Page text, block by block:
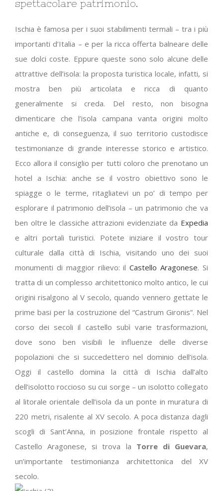
spettacolare patrimonio.
Ischia è famosa per i suoi stabilimenti termali – tra i più
importanti d’Italia – e per la ricca offerta balneare delle
sue dolci coste. Eppure queste sono solo alcune delle
attrattive dell’isola: la proposta turistica locale, infatti, si
mostra ben più articolata e ricca di quanto
generalmente si creda. Del resto, non bisogna
dimenticare che l’isola campana vanta origini molto
antiche e, di conseguenza, il suo territorio custodisce
testimonianze di grande interesse storico e artistico.
Ecco allora il consiglio per tutti coloro che prenotano un
hotel a Ischia: anche se il vostro obiettivo sono le
spiagge o le terme, ritagliatevi un po’ di tempo per
esplorare il patrimonio dell’isola – un patrimonio che va
ben oltre le classiche attrazioni evidenziate da Expedia
e altri portali turistici. Potete iniziare il vostro tour
culturale dalla città di Ischia, visitando uno dei suoi
monumenti di maggior rilievo: ilCastello Aragonese. Si
tratta di un complesso architettonico molto antico, le cui
origini risalgono al V secolo, quando vennero gettate le
prime basi per la costruzione del “Castrum Gironis”. Nel
corso dei secoli il castello subì varie trasformazioni,
dove sono ben visibili le influenze delle diverse
popolazioni che si succedettero nel dominio dell’isola.
Oggi il castello domina la città di Ischia dall’alto
dell’isolotto roccioso su cui sorge – un isolotto collegato
al litorale orientale dell’isola da un ponte in muratura di
220 metri, risalente al XV secolo. A poca distanza dagli
scogli di Sant’Anna, in posizione frontale rispetto al
Castello Aragonese, si trova la Torre di Guevara,
un’importante testimonianza architettonica del XV
secolo.